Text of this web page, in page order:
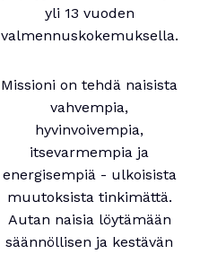
yli 13 vuoden
valmennuskokemuksella.
Missioni on tehdä naisista
vahvempia,
hyvinvoivempia,
itsevarmempia ja
energisempiä - ulkoisista
muutoksista tinkimättä.
Autan naisia löytämään
säännöllisen ja kestävän